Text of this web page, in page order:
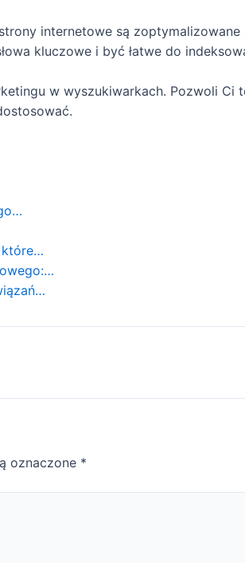
internetowe są zoptymalizowane
kluczowe i być łatwe do
w wyszukiwarkach. Pozwoli Ci
które…
oznaczone *